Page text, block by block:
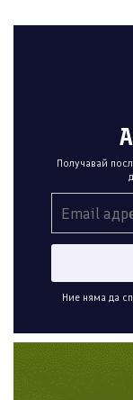
Получавай
Ние няма да